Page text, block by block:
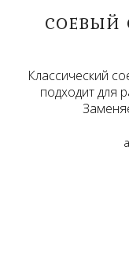
СОЕВЫЙ
Классический
подходит для